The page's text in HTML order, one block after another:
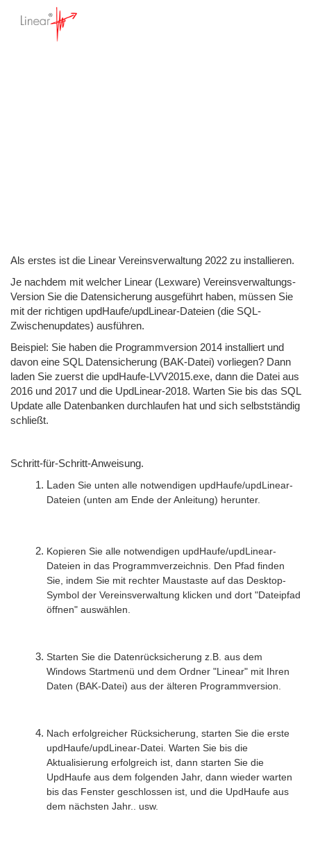
Als erstes ist die Linear Vereinsverwaltung 2022 zu installieren.
Je nachdem mit welcher Linear (Lexware) Vereinsverwaltungs-
Version Sie die Datensicherung ausgeführt haben, müssen Sie
mit der richtigen updHaufe/updLinear-Dateien (die SQL-
Zwischenupdates) ausführen.
Beispiel: Sie haben die Programmversion 2014 installiert und
davon eine SQL Datensicherung (BAK-Datei) vorliegen? Dann
laden Sie zuerst die updHaufe-LVV2015.exe, dann die Datei aus
2016 und 2017 und die UpdLinear-2018. Warten Sie bis das SQL
Update alle Datenbanken durchlaufen hat und sich selbstständig
schließt.
Schritt-für-Schritt-Anweisung.
Laden Sie unten alle notwendigen updHaufe/updLinear-
Dateien (unten am Ende der Anleitung) herunter.
Kopieren Sie alle notwendigen updHaufe/updLinear-
Dateien in das Programmverzeichnis. Den Pfad finden
Sie, indem Sie mit rechter Maustaste auf das Desktop-
Symbol der Vereinsverwaltung klicken und dort "Dateipfad
öffnen" auswählen.
Starten Sie die Datenrücksicherung z.B. aus dem
Windows Startmenü und dem Ordner "Linear" mit Ihren
Daten (BAK-Datei) aus der älteren Programmversion.
Nach erfolgreicher Rücksicherung, starten Sie die erste
updHaufe/updLinear-Datei. Warten Sie bis die
Aktualisierung erfolgreich ist, dann starten Sie die
UpdHaufe aus dem folgenden Jahr, dann wieder warten
bis das Fenster geschlossen ist, und die UpdHaufe aus
dem nächsten Jahr.. usw.